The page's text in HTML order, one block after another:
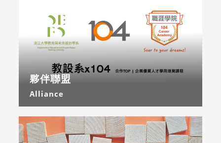
夥伴聯盟
Alliance